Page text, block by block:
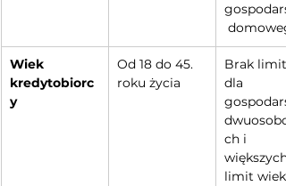
Wiek
kredytobiorc
y
Od 18 do 45.
roku życia
Brak
dla
ch i
większych,
limit